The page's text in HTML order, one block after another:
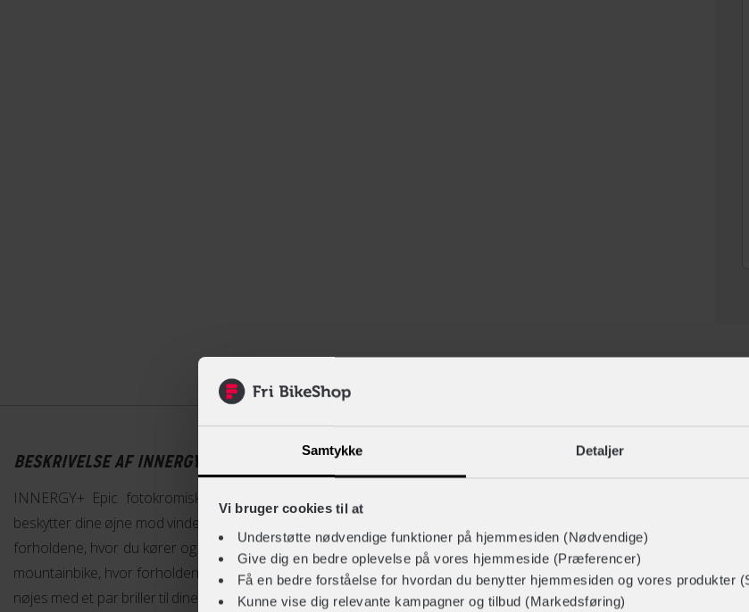
Samtykke Detaljer
Vi bruger cookies til at
Understøtte nødvendige funktioner på hjemmesiden (Nødvendige)
Give dig en bedre oplevelse på vores hjemmeside (Præferencer)
Få en bedre forståelse for hvordan du benytter hjemmesiden og vores produkter
Kunne vise dig relevante kampagner og tilbud (Markedsføring)
Beskrivelse
BESKRIVELSE AF INNERGY+ EPIC FOTOKROMISKE CYKELBRILLER
INNERGY+ Epic fotokromiske cykelbriller har sort stel og brede glas. De store glas
beskytter dine øjne mod vinden og insekter. Samtidig ændrer de fotokromiske glas sig efter
forholdene, hvor du kører og er derfor ideelle, hvis lyset ofte ændrer sig på din cykeltur fx
mountainbike, hvor forholdene ofte skifter. Med fotokromiske cykelbriller vil du ofte kunne
nøjes med et par briller til dine cykelture.
Ønsker du at
fotokromiske
medfører at